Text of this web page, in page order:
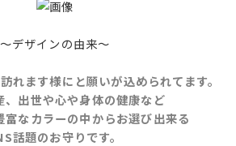
～デザインの由来〜
れます様にと願いが込められてます。
、出世や心や身体の健康など
富なカラーの中からお選び出来る
話題のお守りです。